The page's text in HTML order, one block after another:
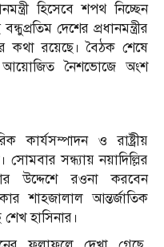
হিসেবে শপথ নিচ্ছেন
দেশের প্রধানমন্ত্রীর
কথা রয়েছে। বৈঠক শেষে
আয়োজিত নৈশভোজে অংশ
কার্যসম্পাদন ও রাষ্ট্রীয়
সন্ধ্যায় নয়াদিল্লির
উদ্দেশে রওনা করবেন
শাহজালাল আন্তর্জাতিক
হাসিনার।